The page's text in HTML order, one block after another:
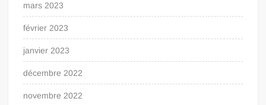
mars 2023
février 2023
janvier 2023
décembre 2022
novembre 2022